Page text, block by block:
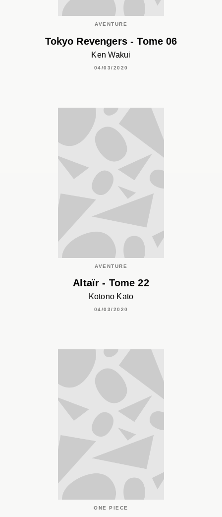
AVENTURE
Tokyo Revengers - Tome 06
Ken Wakui
04/03/2020
AVENTURE
Altaïr - Tome 22
Kotono Kato
04/03/2020
ONE PIECE